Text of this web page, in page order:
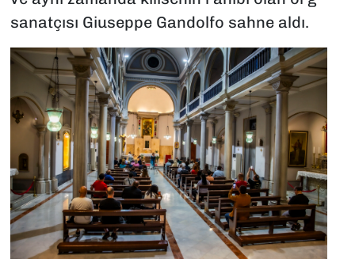
sanatçısı Giuseppe Gandolfo sahne aldı.